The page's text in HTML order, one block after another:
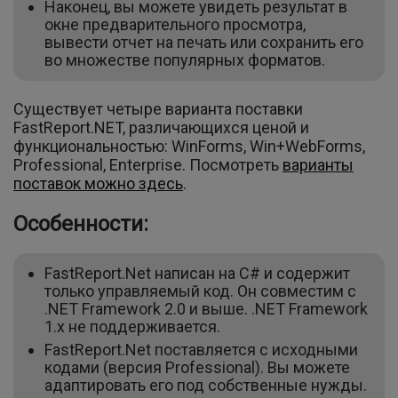
Наконец, вы можете увидеть результат в
окне предварительного просмотра,
вывести отчет на печать или сохранить его
во множестве популярных форматов.
Существует четыре варианта поставки
FastReport.NET, различающихся ценой и
функциональностью: WinForms, Win+WebForms,
Professional, Enterprise. Посмотреть варианты
поставок можно здесь.
Особенности:
FastReport.Net написан на C# и содержит
только управляемый код. Он совместим с
.NET Framework 2.0 и выше. .NET Framework
1.x не поддерживается.
FastReport.Net поставляется с исходными
кодами (версия Professional). Вы можете
адаптировать его под собственные нужды.